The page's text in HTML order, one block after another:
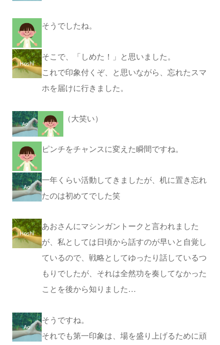
そうでしたね。
そこで、「しめた！」と思いました。
これで印象付くぞ、と思いながら、忘れたスマ
ホを届けに行きました。
（大笑い）
ピンチをチャンスに変えた瞬間ですね。
一年くらい活動してきましたが、机に置き忘れ
たのは初めてでした笑
あおさんにマシンガントークと言われました
が、私としては日頃から話すのが早いと自覚し
ているので、戦略としてゆったり話しているつ
もりでしたが、それは全然功を奏してなかった
ことを後から知りました…
そうですね。
それでも第一印象は、場を盛り上げるために頑